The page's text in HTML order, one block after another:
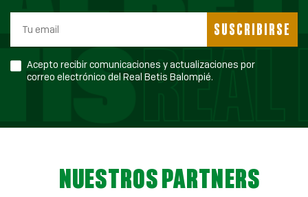
SUSCRIBIRSE
Acepto recibir comunicaciones y actualizaciones por
correo electrónico del Real Betis Balompié.
NUESTROS PARTNERS